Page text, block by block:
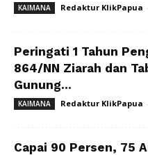
KAIMANA Redaktur KlikPapua -
Peringati 1 Tahun
864/NN Ziarah dan
Gunung...
KAIMANA Redaktur KlikPapua -
Capai 90 Persen, 75